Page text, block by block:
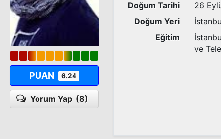
PUAN 6.24
Yorum Yap (8)
Doğum Tarihi
26
Doğum Yeri
Eğitim
ve